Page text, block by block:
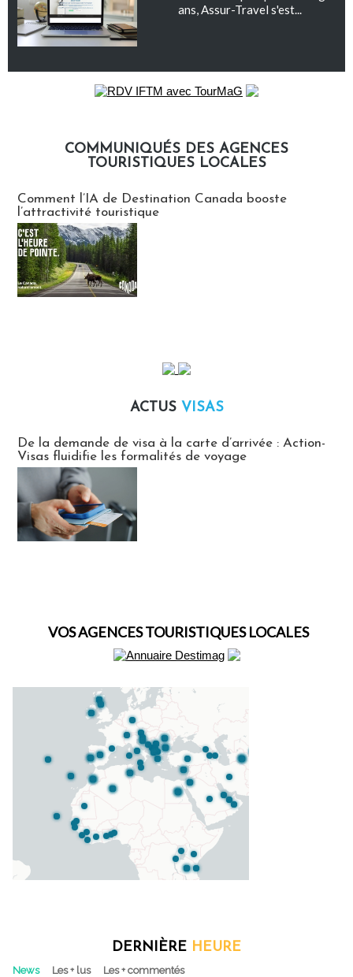
ans, Assur-Travel s'est...
COMMUNIQUÉS DES AGENCES
TOURISTIQUES LOCALES
Comment l’IA de Destination Canada booste
l’attractivité touristique
ACTUS VISAS
De la demande de visa à la carte d’arrivée : Action-
Visas fluidifie les formalités de voyage
VOS AGENCES TOURISTIQUES LOCALES
DERNIÈRE HEURE
News Les + lus Les + commentés